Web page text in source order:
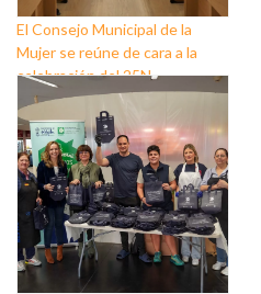
El Consejo Municipal de la
Mujer se reúne de cara a la
celebración del 25N